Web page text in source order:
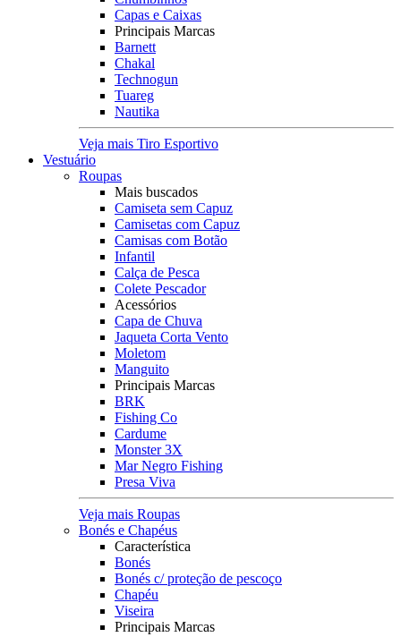
Capas e Caixas
Principais Marcas
Barnett
Chakal
Technogun
Tuareg
Nautika
Veja mais Tiro Esportivo
Vestuário
Roupas
Mais buscados
Camiseta sem Capuz
Camisetas com Capuz
Camisas com Botão
Infantil
Calça de Pesca
Colete Pescador
Acessórios
Capa de Chuva
Jaqueta Corta Vento
Moletom
Manguito
Principais Marcas
BRK
Fishing Co
Cardume
Monster 3X
Mar Negro Fishing
Presa Viva
Veja mais Roupas
Bonés e Chapéus
Característica
Bonés
Bonés c/ proteção de pescoço
Chapéu
Viseira
Principais Marcas